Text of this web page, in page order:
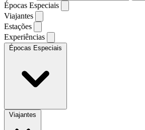
Épocas Especiais
Viajantes
Estações
Experiências
Épocas Especiais
Viajantes